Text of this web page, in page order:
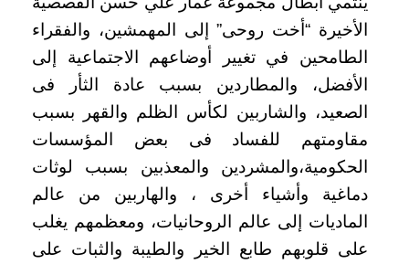
الأخيرة “أخت روحى” إلى المهمشين، والفقراء
الطامحين في تغيير أوضاعهم الاجتماعية إلى
الأفضل، والمطاردين بسبب عادة الثأر فى
الصعيد، والشاربين لكأس الظلم والقهر بسبب
مقاومتهم للفساد فى بعض المؤسسات
الحكومية،والمشردين والمعذبين بسبب لوثات
دماغية وأشياء أخرى ، والهاربين من عالم
الماديات إلى عالم الروحانيات، ومعظمهم يغلب
على قلوبهم طابع الخير والطيبة والثبات على